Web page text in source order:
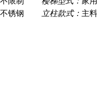
不锈钢 立柱款式： 主